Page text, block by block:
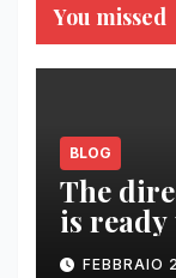
You missed
BLOG
The
is ready
FEBBRAIO